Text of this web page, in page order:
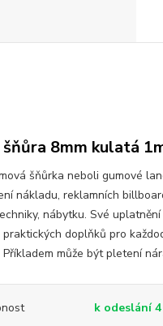
šňůra 8mm kulatá
šňůrka neboli gumové
nákladu, reklamních
nábytku. Své
praktických doplňků pro
může být pletení
k odeslání